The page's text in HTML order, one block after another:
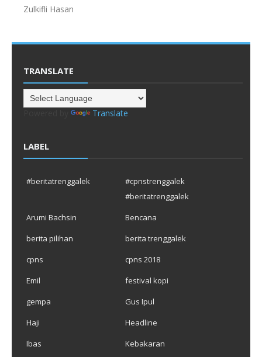
Zulkifli Hasan
TRANSLATE
Translate
LABEL
#beritatrenggalek
#cpnstrenggalek
#beritatrenggalek
Arumi Bachsin
Bencana
berita pilihan
berita trenggalek
cpns
cpns 2018
Emil
festival kopi
gempa
Gus Ipul
Haji
Headline
Ibas
Kebakaran